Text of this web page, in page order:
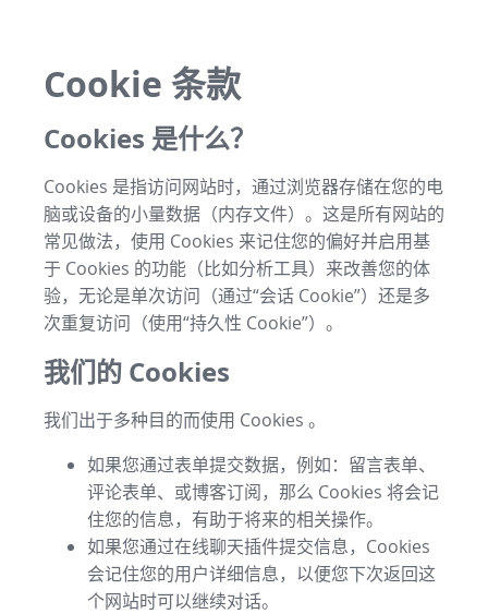
Cookie 条款
Cookies 是什么？
Cookies 是指访问网站时，通过浏览器存储在您的电
脑或设备的小量数据（内存文件）。这是所有网站的
常见做法，使用 Cookies 来记住您的偏好并启用基
于 Cookies 的功能（比如分析工具）来改善您的体
验，无论是单次访问（通过“会话 Cookie”）还是多
次重复访问（使用“持久性 Cookie”）。
我们的 Cookies
我们出于多种目的而使用 Cookies 。
如果您通过表单提交数据，例如：留言表单、
评论表单、或博客订阅，那么 Cookies 将会记
住您的信息，有助于将来的相关操作。
如果您通过在线聊天插件提交信息，Cookies
会记住您的用户详细信息，以便您下次返回这
个网站时可以继续对话。